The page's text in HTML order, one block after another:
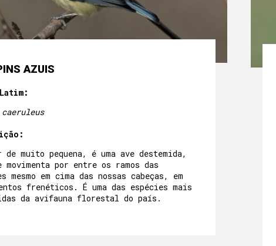
EVENTOS
NO NOSSO
PROGRAMAS E
AZUIS
de muito pequena, é uma ave destemida,
movimenta por entre os ramos das
mesmo em cima das nossas cabeças, em
frenéticos. É uma das espécies mais
da avifauna florestal do país.